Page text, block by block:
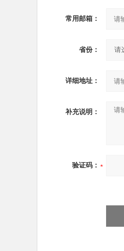
常用邮箱：
省份：
详细地址：
补充说明：
验证码：